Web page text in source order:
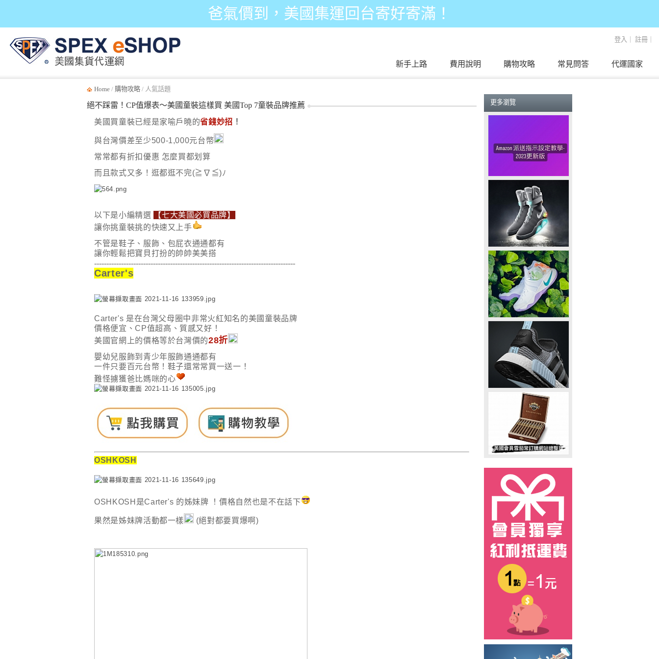
爸氣價到，美國集運回台寄好寄滿！
登入 註冊
代運國家
常見問答
購物攻略
費用說明
新手上路
Home / 購物攻略 / 人氣話題
更多瀏覽
絕不踩雷！CP值爆表～美國童裝這樣買 美國Top 7童裝品牌推薦
美國買童裝已經是家喻戶曉的省錢妙招 ！
與台灣價差至少500-1,000元台幣
常常都有折扣優惠 怎麼買都划算
而且款式又多！逛都逛不完(≧∇≦)ﾉ
以下是小編精選
【七大美國必買品牌】
讓你挑童裝挑的快速又上手
不管是鞋子、服飾、包屁衣通通都有
讓你輕鬆把寶貝打扮的帥帥美美搭
----------------------------------------------------------------------------------
Carter's
Carter's 是在台灣父母圈中非常火紅知名的美國童裝品牌
價格便宜、CP值超高、質感又好！
美國官網上的價格等於台灣價的28折
嬰幼兒服飾到青少年服飾通通都有
一件只要百元台幣！鞋子還常常買一送一！
難怪擄獲爸比媽咪的心
OSHKOSH
OSHKOSH是Carter's 的姊妹牌 ！ 價格自然也是不在話下
果然是姊妹牌活動都一樣 (絕對都要買爆啊)